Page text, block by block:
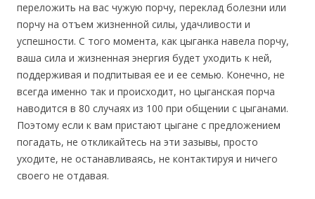
переложить на вас чужую порчу, переклад болезни или
порчу на отъем жизненной силы, удачливости и
успешности. С того момента, как цыганка навела порчу,
ваша сила и жизненная энергия будет уходить к ней,
поддерживая и подпитывая ее и ее семью. Конечно, не
всегда именно так и происходит, но цыганская порча
наводится в 80 случаях из 100 при общении с цыганами.
Поэтому если к вам пристают цыгане с предложением
погадать, не откликайтесь на эти зазывы, просто
уходите, не останавливаясь, не контактируя и ничего
своего не отдавая.